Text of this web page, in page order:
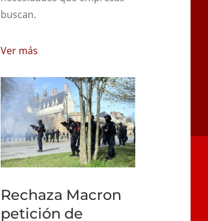
buscan.
Ver más
Rechaza Macron
petición de